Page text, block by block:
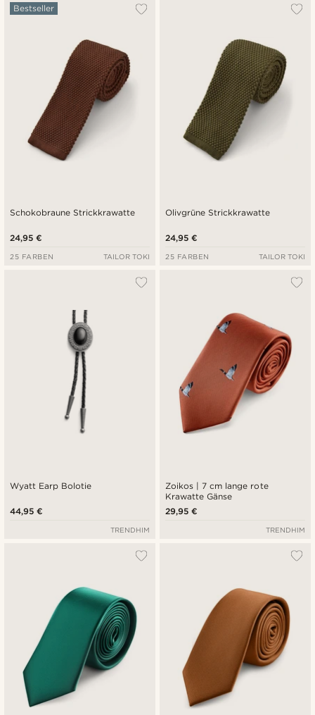
Schokobraune Strickkrawatte
Bestseller
24,95 €
25 FARBEN TAILOR TOKI
Olivgrüne Strickkrawatte
24,95 €
25 FARBEN TAILOR TOKI
Wyatt Earp Bolotie
44,95 €
TRENDHIM
Zoikos | 7 cm lange rote
Krawatte Gänse
29,95 €
TRENDHIM